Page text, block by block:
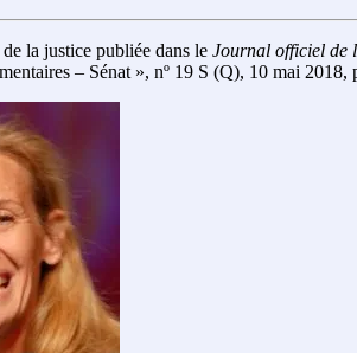
la justice publiée dans le Journal officiel de
– Sénat », nº 19 S (Q), 10 mai 2018,